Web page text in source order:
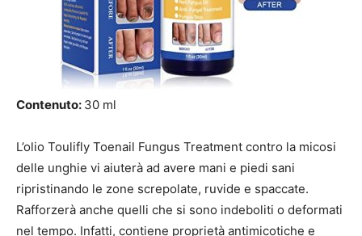
Contenuto: 30 ml
L’olio Toulifly Toenail Fungus Treatment contro la micosi
delle unghie vi aiuterà ad avere mani e piedi sani
ripristinando le zone screpolate, ruvide e spaccate.
Rafforzerà anche quelli che si sono indeboliti o deformati
nel tempo. Infatti, contiene proprietà antimicotiche e